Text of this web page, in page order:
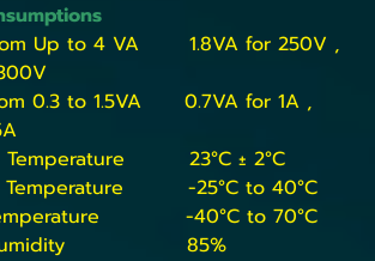
Up to 4 VA 1.8VA for 250V ,
0.3 to 1.5VA 0.7VA for 1A ,
Temperature 23°C ± 2°C
Temperature -25°C to 40°C
-40°C to 70°C
Humidity 85%